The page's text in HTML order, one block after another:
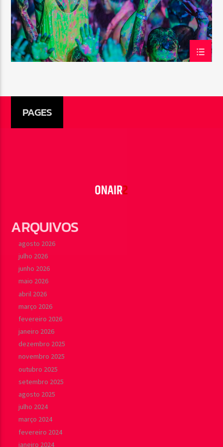
PAGES
ARQUIVOS
agosto 2026
julho 2026
junho 2026
maio 2026
abril 2026
março 2026
fevereiro 2026
janeiro 2026
dezembro 2025
novembro 2025
outubro 2025
setembro 2025
agosto 2025
julho 2024
março 2024
fevereiro 2024
janeiro 2024